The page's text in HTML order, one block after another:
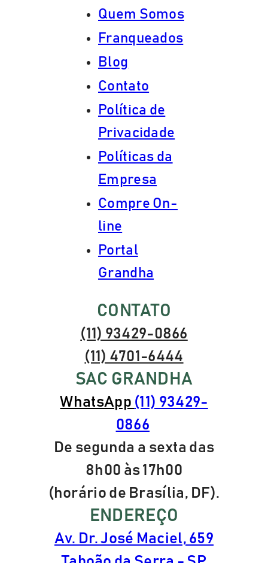
Quem Somos
Franqueados
Blog
Contato
Política de
Privacidade
Políticas da
Empresa
Compre On-
line
Portal
Grandha
CONTATO
(11) 93429-0866
(11) 4701-6444
SAC GRANDHA
WhatsApp (11) 93429-
0866
De segunda a sexta das
8h00 às 17h00
(horário de Brasília, DF).
ENDEREÇO
Av. Dr. José Maciel, 659